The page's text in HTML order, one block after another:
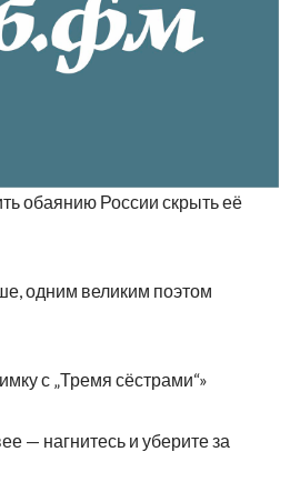
обаянию России скрыть её
одним великим поэтом
с „Тремя сёстрами“»
— нагнитесь и уберите за